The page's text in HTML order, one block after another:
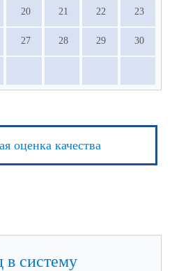
20 21 22 23
27 28 29 30
оценка качества
в систему